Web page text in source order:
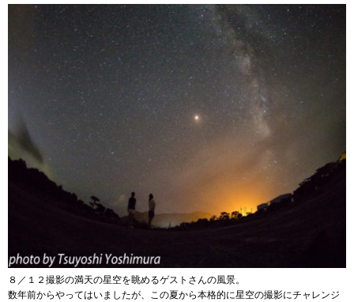
８／１２撮影の満天の星空を眺めるゲストさんの風景。
数年前からやってはいましたが、この夏から本格的に星空の撮影にチャレンジ